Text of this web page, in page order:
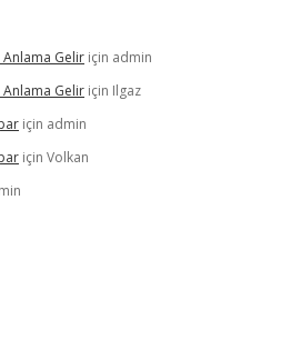
Anlama Gelir için admin
Anlama Gelir için Ilgaz
için admin
için Volkan